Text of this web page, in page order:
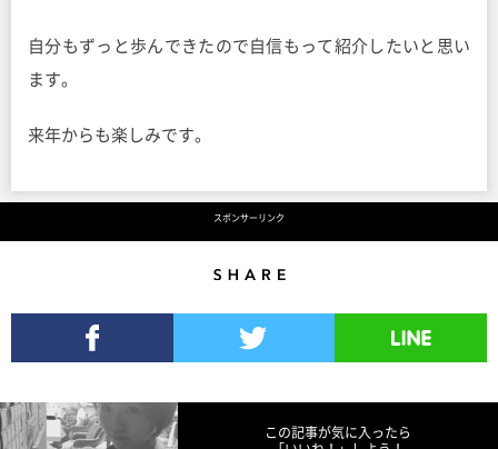
自分もずっと歩んできたので自信もって紹介したいと思い
ます。
来年からも楽しみです。
スポンサーリンク
この記事が気に入ったら